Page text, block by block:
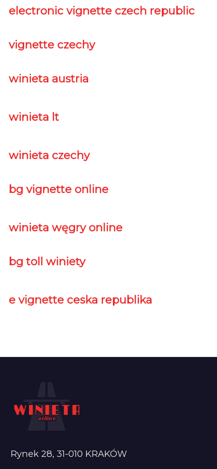
electronic vignette czech republic
vignette czechy
winieta austria
winieta lt
winieta czechy
bg vignette online
winieta węgry online
bg toll winiety
e vignette ceska republika
Rynek 28, 31-010 KRAKÓW